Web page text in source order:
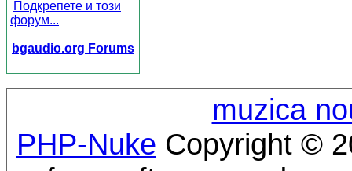
Подкрепете и този
форум...
bgaudio.org Forums
muzica
PHP-Nuke Copyright ©